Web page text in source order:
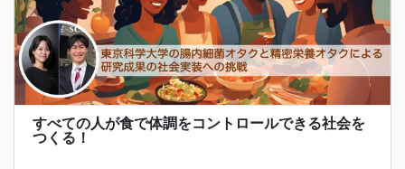
すべての人が食で体調をコントロールできる社会を
つくる！